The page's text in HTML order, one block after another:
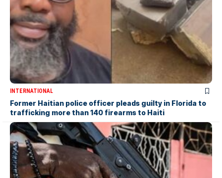
INTERNATIONAL
Former Haitian police officer pleads guilty in Florida to
trafficking more than 140 firearms to Haiti